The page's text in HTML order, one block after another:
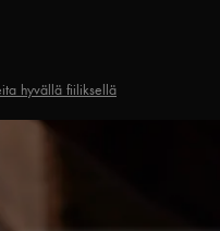
hyvällä fiiliksellä